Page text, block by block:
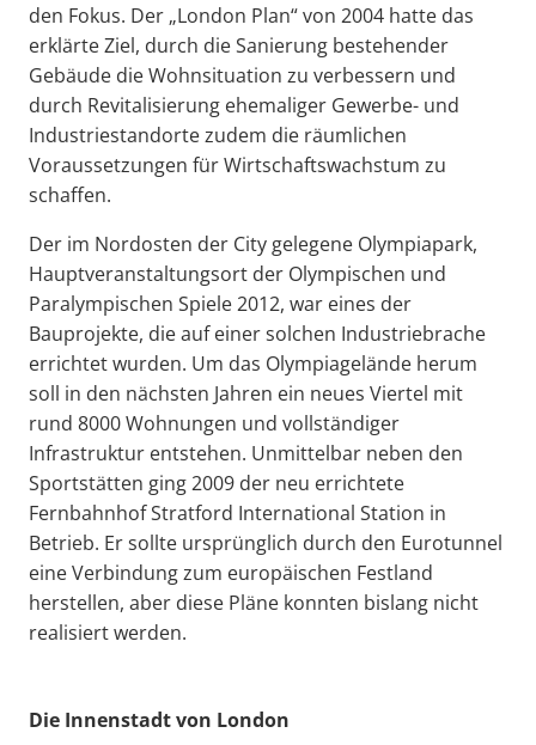
den Fokus. Der „London Plan“ von 2004 hatte das
erklärte Ziel, durch die Sanierung bestehender
Gebäude die Wohnsituation zu verbessern und
durch Revitalisierung ehemaliger Gewerbe- und
Industriestandorte zudem die räumlichen
Voraussetzungen für Wirtschaftswachstum zu
schaffen.
Der im Nordosten der City gelegene Olympiapark,
Hauptveranstaltungsort der Olympischen und
Paralympischen Spiele 2012, war eines der
Bauprojekte, die auf einer solchen Industriebrache
errichtet wurden. Um das Olympiagelände herum
soll in den nächsten Jahren ein neues Viertel mit
rund 8000 Wohnungen und vollständiger
Infrastruktur entstehen. Unmittelbar neben den
Sportstätten ging 2009 der neu errichtete
Fernbahnhof Stratford International Station in
Betrieb. Er sollte ursprünglich durch den Eurotunnel
eine Verbindung zum europäischen Festland
herstellen, aber diese Pläne konnten bislang nicht
realisiert werden.
Die Innenstadt von London